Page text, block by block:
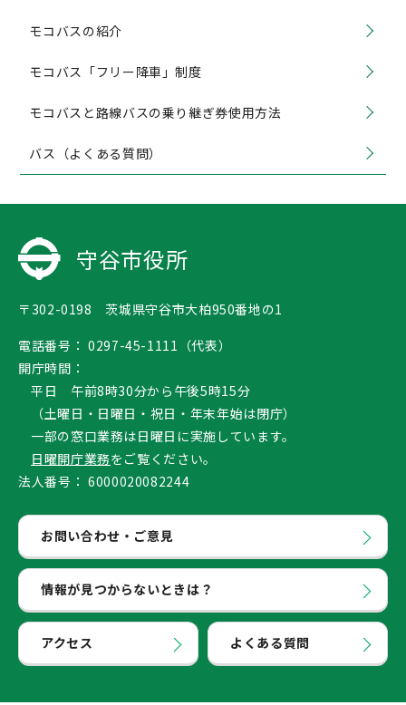
モコバスの紹介
モコバス「フリー降車」制度
モコバスと路線バスの乗り継ぎ券使用方法
バス（よくある質問）
守谷市役所
〒302-0198 茨城県守谷市大柏950番地の1
電話番号： 0297-45-1111（代表）
開庁時間：
平日 午前8時30分から午後5時15分
（土曜日・日曜日・祝日・年末年始は閉庁）
一部の窓口業務は日曜日に実施しています。
日曜開庁業務をご覧ください。
法人番号： 6000020082244
お問い合わせ・ご意見
情報が見つからないときは？
アクセス よくある質問